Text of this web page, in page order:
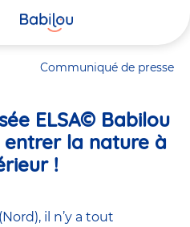
Communiqué de presse
ELSA© Babilou
entrer la nature à
!
il n’y a tout